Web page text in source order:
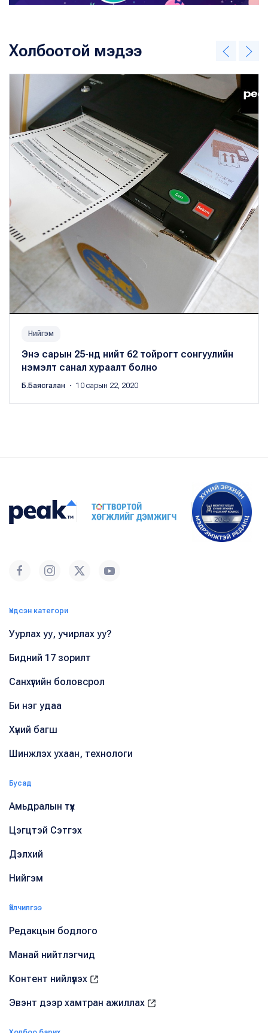
Холбоотой мэдээ
Нийгэм
Энэ сарын 25-нд нийт 62 тойрогт сонгуулийн
нэмэлт санал хураалт болно
Б.Баясгалан ・ 10 сарын 22, 2020
Үндсэн категори
Уурлах уу, учирлах уу?
Бидний 17 зорилт
Санхүүгийн боловсрол
Би нэг удаа
Хүний багш
Шинжлэх ухаан, технологи
Бусад
Амьдралын түүх
Цэгцтэй Сэтгэх
Дэлхий
Нийгэм
Үйлчилгээ
Редакцын бодлого
Манай нийтлэгчид
Контент нийлүүлэх
Эвэнт дээр хамтран ажиллах